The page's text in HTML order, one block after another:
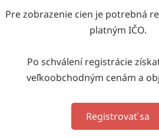
Pre zobrazenie cien je potrebná
platným IČO.
Po schválení registrácie
veľkoobchodným cenám a
Registrovať sa
73201
(28 bal. (5 ks))